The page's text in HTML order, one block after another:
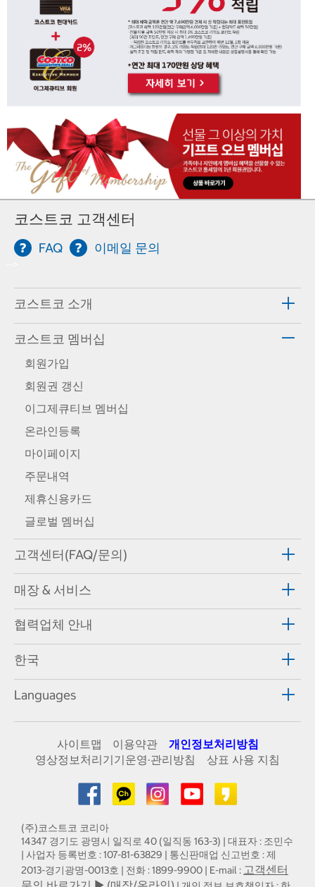
코스트코 고객센터
FAQ 이메일 문의
코스트코 소개
코스트코 멤버십
회원가입
회원권 갱신
이그제큐티브 멤버십
온라인등록
마이페이지
주문내역
제휴신용카드
글로벌 멤버십
고객센터(FAQ/문의)
매장 & 서비스
협력업체 안내
한국
Languages
사이트맵 이용약관
개인정보처리방침
영상정보처리기기운영·관리방침
상표 사용 지침
(주)코스트코 코리아
14347 경기도 광명시 일직로 40 (일직동 163-3) | 대표자 : 조민수
| 사업자 등록번호 : 107-81-63829 | 통신판매업 신고번호 : 제
2013-경기광명-0013호 | 전화 : 1899-9900 | E-mail : 고객센터